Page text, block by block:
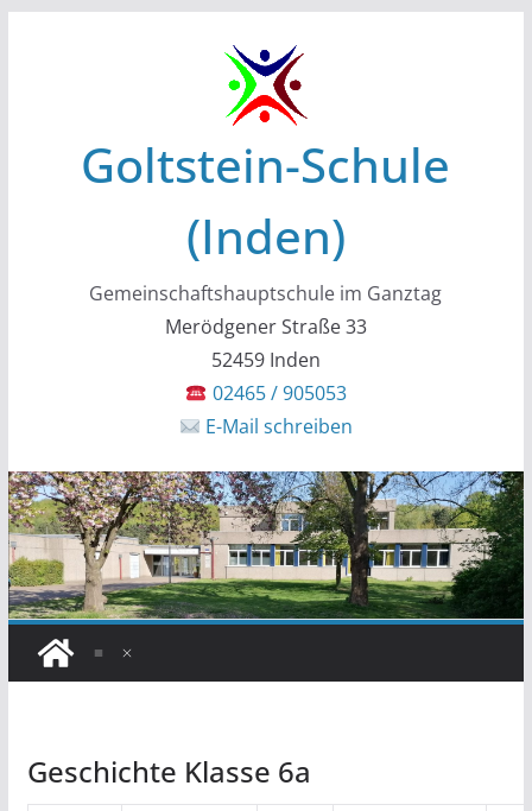
Goltstein-Schule
(Inden)
Gemeinschaftshauptschule im Ganztag
Merödgener Straße 33
52459 Inden
02465 / 905053
E-Mail schreiben
Geschichte Klasse 6a